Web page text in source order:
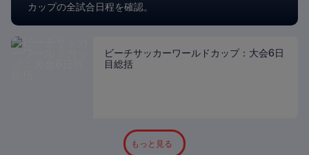
カップの全試合日程を確認。
ビーチサッカーワールドカップ：大会6日
目総括
もっと見る